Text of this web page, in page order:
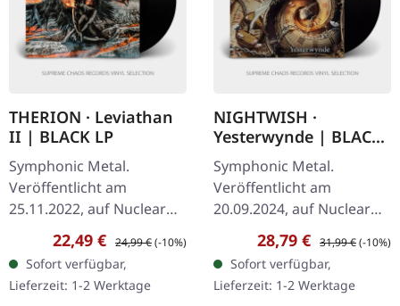
THERION · Leviathan
II | BLACK LP
Symphonic Metal.
Veröffentlicht am
25.11.2022, auf Nuclear
Blast Records. Schwarzes
Vinyl im Gatefold-Cover.
Mit "Leviathan II"
demonstriert Therion…
Verkaufspreis:
22,49 € Regulärer Preis:
24,99 €(-10%)
Sofort verfügbar,
Lieferzeit: 1-2 Werktage
NIGHTWISH ·
Yesterwynde | BLACK
2LP
Symphonic Metal.
Veröffentlicht am
20.09.2024, auf Nuclear
Blast Records. Schwarzes
Doppel-Vinyl im Gatefold-
Cover. Nightwish kehrt
mit ihrem zehnten…
Verkaufspreis:
28,79 € Regulärer Preis:
31,99 €(-10%)
Sofort verfügbar,
Lieferzeit: 1-2 Werktage